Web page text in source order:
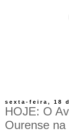
sexta-feira, 18
HOJE: O
Ourense na